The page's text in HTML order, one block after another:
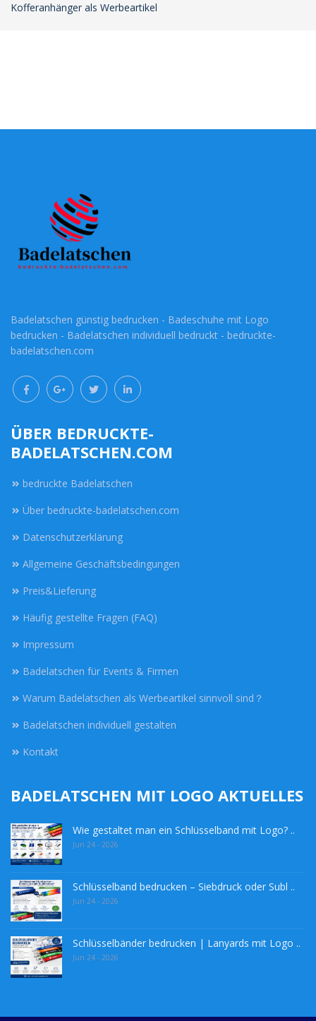
Kofferanhänger als Werbeartikel
Badelatschen günstig bedrucken - Badeschuhe mit Logo
bedrucken - Badelatschen individuell bedruckt - bedruckte-
badelatschen.com
ÜBER BEDRUCKTE-
BADELATSCHEN.COM
bedruckte Badelatschen
Über bedruckte-badelatschen.com
Datenschutzerklärung
Allgemeine Geschäftsbedingungen
Preis&Lieferung
Häufig gestellte Fragen (FAQ)
Impressum
Badelatschen für Events & Firmen
Warum Badelatschen als Werbeartikel sinnvoll sind？
Badelatschen individuell gestalten
Kontakt
BADELATSCHEN MIT LOGO AKTUELLES
Wie gestaltet man ein Schlüsselband mit Logo? ..
Jun 24 - 2026
Schlüsselband bedrucken – Siebdruck oder Subl ..
Jun 24 - 2026
Schlüsselbänder bedrucken | Lanyards mit Logo ..
Jun 24 - 2026